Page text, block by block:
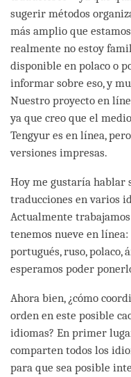
sugerir métodos
más amplio que
realmente no estoy
disponible en polaco o
informar sobre eso, y
Nuestro proyecto en
ya que creo que el
Tengyur es en línea,
versiones impresas.
Hoy me gustaría hablar
traducciones en varios
Actualmente
tenemos nueve en línea:
portugués, ruso, polaco,
esperamos poder
Ahora bien, ¿cómo
orden en este posible
idiomas? En primer
comparten todos los
para que sea posible